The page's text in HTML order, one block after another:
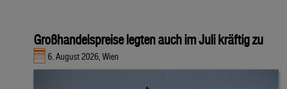
Großhandelspreise legten auch im Juli kräftig zu
6. August 2026, Wien